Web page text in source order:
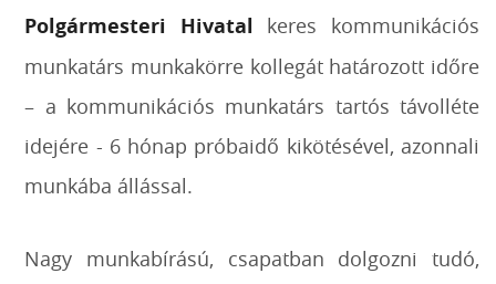
Polgármesteri Hivatal keres kommunikációs
munkatárs munkakörre kollegát határozott időre
– a kommunikációs munkatárs tartós távolléte
idejére - 6 hónap próbaidő kikötésével, azonnali
munkába állással.
Nagy munkabírású, csapatban dolgozni tudó,